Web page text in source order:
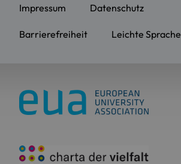
Impressum Datenschutz
Barrierefreiheit Leichte Sprache